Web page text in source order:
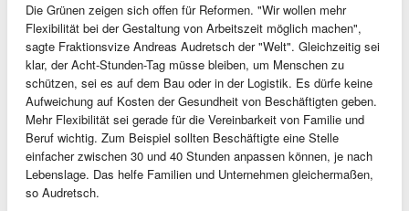
Die Grünen zeigen sich offen für Reformen. "Wir wollen mehr
Flexibilität bei der Gestaltung von Arbeitszeit möglich machen",
sagte Fraktionsvize Andreas Audretsch der "Welt". Gleichzeitig sei
klar, der Acht-Stunden-Tag müsse bleiben, um Menschen zu
schützen, sei es auf dem Bau oder in der Logistik. Es dürfe keine
Aufweichung auf Kosten der Gesundheit von Beschäftigten geben.
Mehr Flexibilität sei gerade für die Vereinbarkeit von Familie und
Beruf wichtig. Zum Beispiel sollten Beschäftigte eine Stelle
einfacher zwischen 30 und 40 Stunden anpassen können, je nach
Lebenslage. Das helfe Familien und Unternehmen gleichermaßen,
so Audretsch.